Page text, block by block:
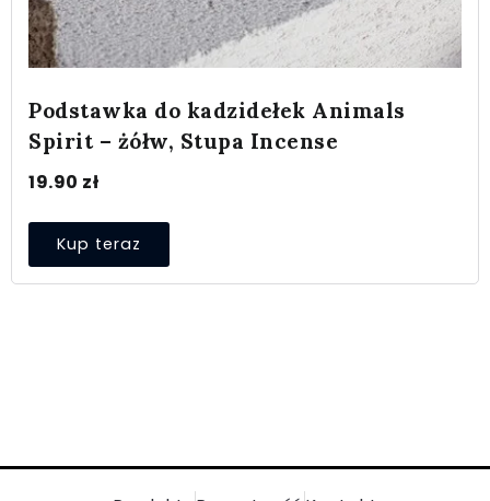
Podstawka do kadzidełek Animals
Spirit – żółw, Stupa Incense
19.90 zł
Kup teraz